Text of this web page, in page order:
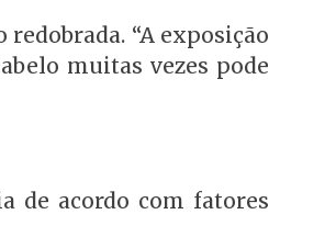
“A exposição
muitas vezes pode
de acordo com fatores